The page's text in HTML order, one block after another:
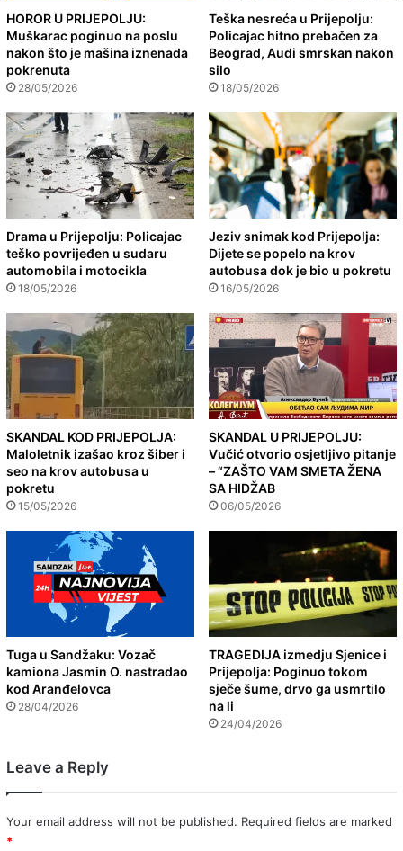
HOROR U PRIJEPOLJU:
Muškarac poginuo na poslu
nakon što je mašina iznenada
pokrenuta
28/05/2026
Teška nesreća u Prijepolju:
Policajac hitno prebačen za
Beograd, Audi smrskan nakon
silo
18/05/2026
Drama u Prijepolju: Policajac
teško povrijeđen u sudaru
automobila i motocikla
18/05/2026
Jeziv snimak kod Prijepolja:
Dijete se popelo na krov
autobusa dok je bio u pokretu
16/05/2026
SKANDAL KOD PRIJEPOLJA:
Maloletnik izašao kroz šiber i
seo na krov autobusa u
pokretu
15/05/2026
SKANDAL U PRIJEPOLJU:
Vučić otvorio osjetljivo pitanje
– “ZAŠTO VAM SMETA ŽENA
SA HIDŽAB
06/05/2026
Tuga u Sandžaku: Vozač
kamiona Jasmin O. nastradao
kod Aranđelovca
28/04/2026
TRAGEDIJA izmedju Sjenice i
Prijepolja: Poginuo tokom
sječe šume, drvo ga usmrtilo
na li
24/04/2026
Leave a Reply
Your email address will not be published. Required fields are marked
*